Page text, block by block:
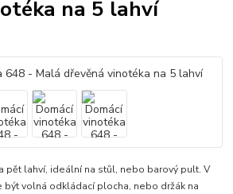
na 5 lahví
pět lahví, ideální na stůl, nebo barový pult. V
být volná odkládací plocha, nebo držák na